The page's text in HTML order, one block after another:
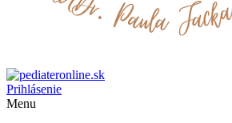
Prihlásenie
Menu